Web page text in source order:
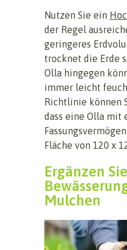
Nutzen Sie ein
der Regel
geringeres
trocknet die Erde
Olla hingegen
immer leicht
Richtlinie können
dass eine Olla mit
Fläche von 120 x
Ergänzen
Mulchen